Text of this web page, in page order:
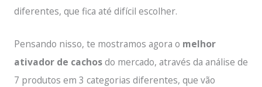
diferentes, que fica até difícil escolher.
Pensando nisso, te mostramos agora o melhor
ativador de cachosdo mercado, através da análise de
7 produtos em 3 categorias diferentes, que vão